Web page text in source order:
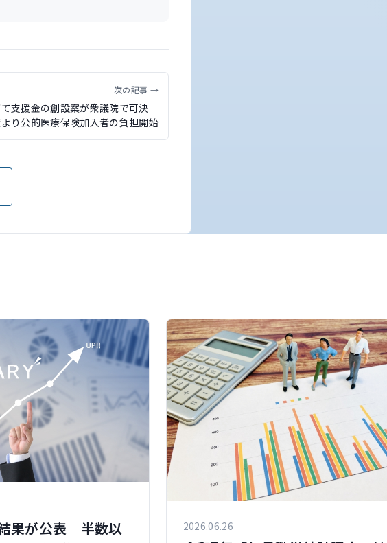
次の記事 →
支援金の創設案が衆議院で可決
り公的医療保険加入者の負担開始
果が公表 半数以
2026.06.26